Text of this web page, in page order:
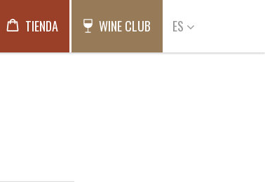
TIENDA WINE CLUB ES